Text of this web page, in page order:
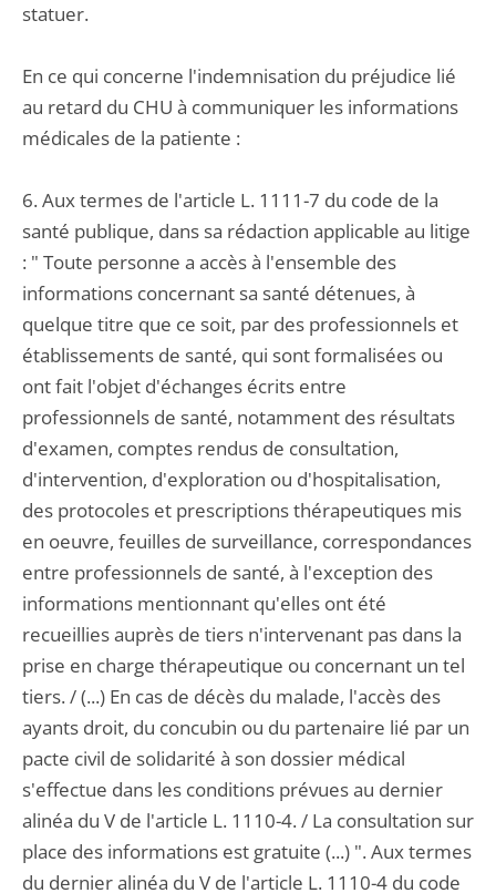
statuer.
En ce qui concerne l'indemnisation du préjudice lié
au retard du CHU à communiquer les informations
médicales de la patiente :
6. Aux termes de l'article L. 1111-7 du code de la
santé publique, dans sa rédaction applicable au litige
: " Toute personne a accès à l'ensemble des
informations concernant sa santé détenues, à
quelque titre que ce soit, par des professionnels et
établissements de santé, qui sont formalisées ou
ont fait l'objet d'échanges écrits entre
professionnels de santé, notamment des résultats
d'examen, comptes rendus de consultation,
d'intervention, d'exploration ou d'hospitalisation,
des protocoles et prescriptions thérapeutiques mis
en oeuvre, feuilles de surveillance, correspondances
entre professionnels de santé, à l'exception des
informations mentionnant qu'elles ont été
recueillies auprès de tiers n'intervenant pas dans la
prise en charge thérapeutique ou concernant un tel
tiers. / (...) En cas de décès du malade, l'accès des
ayants droit, du concubin ou du partenaire lié par un
pacte civil de solidarité à son dossier médical
s'effectue dans les conditions prévues au dernier
alinéa du V de l'article L. 1110-4. / La consultation sur
place des informations est gratuite (...) ". Aux termes
du dernier alinéa du V de l'article L. 1110-4 du code